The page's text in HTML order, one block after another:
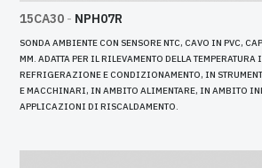
15CA30 - NPH07R
SONDA AMBIENTE CON SENSORE NTC, CAVO IN PVC,
MM. ADATTA PER IL RILEVAMENTO DELLA
REFRIGERAZIONE E CONDIZIONAMENTO, IN
E MACCHINARI, IN AMBITO ALIMENTARE, IN AMBITO
APPLICAZIONI DI RISCALDAMENTO.